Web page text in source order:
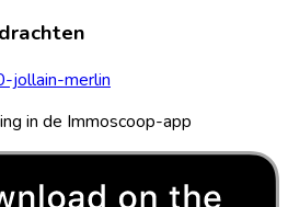
jollain-merlin
in de Immoscoop-app